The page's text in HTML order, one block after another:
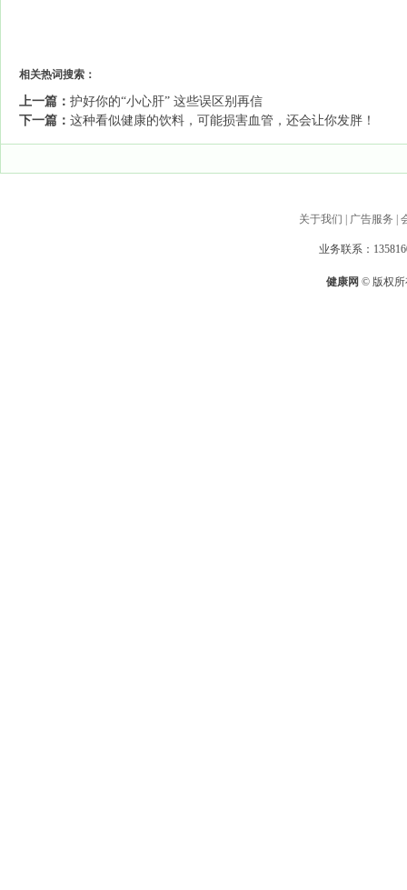
相关热词搜索：
上一篇： 护好你的“小心肝” 这些误区别再信
下一篇： 这种看似健康的饮料，可能损害血管，还会让你发胖！
关于我们 广告服务
业务联系：
健康网 © 版权所